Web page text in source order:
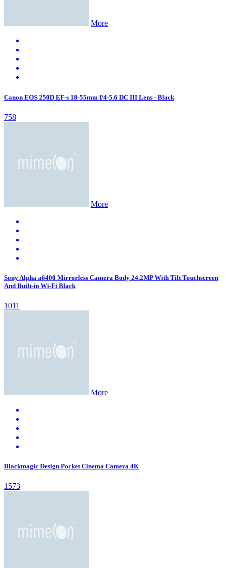
More
Canon EOS 250D EF-s 18-55mm f/4-5.6 DC III Lens - Black
758
More
Sony Alpha a6400 Mirrorless Camera Body 24.2MP With Tilt Touchscreen
And Built-in Wi-Fi Black
1011
More
Blackmagic Design Pocket Cinema Camera 4K
1573